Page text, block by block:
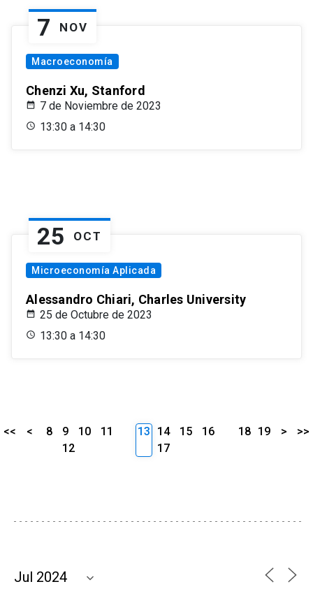
7 NOV
Macroeconomía
Chenzi Xu, Stanford
7 de Noviembre de 2023
13:30 a 14:30
25 OCT
Microeconomía Aplicada
Alessandro Chiari, Charles University
25 de Octubre de 2023
13:30 a 14:30
<< < 8 9 10
11
12
13 14 15
16
17
18 19 > >>